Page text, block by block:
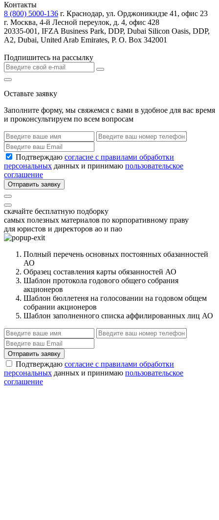
Контакты
8 (800) 5000-136 г. Краснодар, ул. Орджоникидзе 41, офис 23
г. Москва, 4-й Лесной переулок, д. 4, офис 428
20335-001, IFZA Business Park, DDP, Dubai Silicon Oasis, DDP,
A2, Dubai, United Arab Emirates, P. O. Box 342001
Подпишитесь на рассылку
Оставьте заявку
Заполните форму, мы свяжемся с вами в удобное для вас время
и проконсультируем по всем вопросам
Подтверждаю согласие с правилами обработки
персональных данных и принимаю пользовательское
соглашение
Отправить заявку
скачайте бесплатную подборку
самых полезных материалов по корпоративному праву
для юристов и директоров ао и пао
Полный перечень основных постоянных обазанностей
АО
Образец составления карты обязанностей АО
Шаблон протокола годового общего собрания
акционеров
Шаблон бюллетеня на голосовании на годовом общем
собрании акционеров
Шаблон заполненного списка аффилированных лиц АО
Отправить заявку
Подтверждаю согласие с правилами обработки
персональных данных и принимаю пользовательское
соглашение